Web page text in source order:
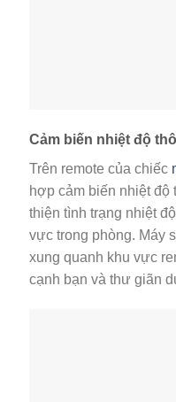
Cảm biến nhiệt độ
Trên remote của chiếc
hợp cảm biến nhiệt độ
thiện tình trạng nhiệt
vực trong phòng. Máy
xung quanh khu vực
cạnh bạn và thư giãn